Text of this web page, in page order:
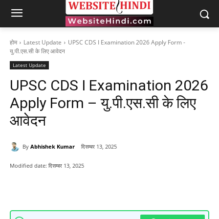
होम Latest Update
UPSC CDS I Examination 2026 Apply Form -
यु.पी.एस.सी के लिए आवेदन
Latest Update
UPSC CDS I Examination 2026
Apply Form – यु.पी.एस.सी के लिए
आवेदन
By Abhishek Kumar दिसम्बर 13, 2025
Modified date: दिसम्बर 13, 2025